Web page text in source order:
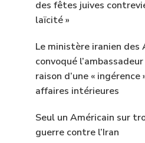
des fêtes juives
laïcité »
Le ministère iranien des
convoqué
raison d’une « ingérence
affaires intérieures
Seul un Américain sur
guerre contre l’Iran